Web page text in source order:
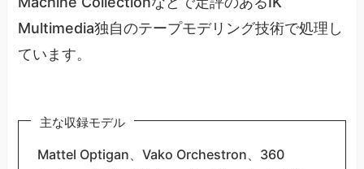
Multimedia独自のテープモデリング技術で処理し
ています。
主な収録モデル
Mattel Optigan、Vako Orchestron、360